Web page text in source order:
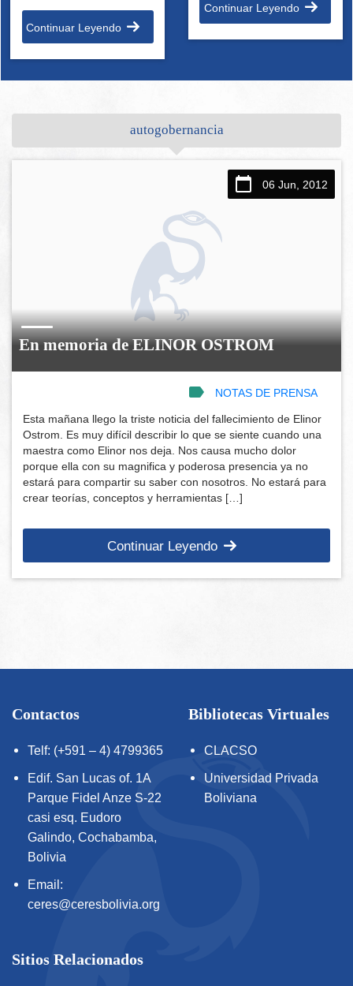
Continuar Leyendo
Continuar Leyendo
autogobernancia
06 Jun, 2012
En memoria de ELINOR OSTROM
NOTAS DE PRENSA
Esta mañana llego la triste noticia del fallecimiento de Elinor
Ostrom. Es muy difícil describir lo que se siente cuando una
maestra como Elinor nos deja. Nos causa mucho dolor
porque ella con su magnifica y poderosa presencia ya no
estará para compartir su saber con nosotros. No estará para
crear teorías, conceptos y herramientas […]
Continuar Leyendo
Contactos
Telf: (+591 – 4) 4799365
Edif. San Lucas of. 1A
Parque Fidel Anze S-22
casi esq. Eudoro
Galindo, Cochabamba,
Bolivia
Email:
ceres@ceresbolivia.org
Bibliotecas Virtuales
CLACSO
Universidad Privada
Boliviana
Sitios Relacionados